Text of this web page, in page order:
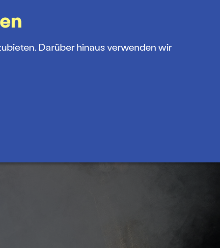
FÖRDERVEREIN MENÜ
Abos
Darüber hinaus verwenden wir